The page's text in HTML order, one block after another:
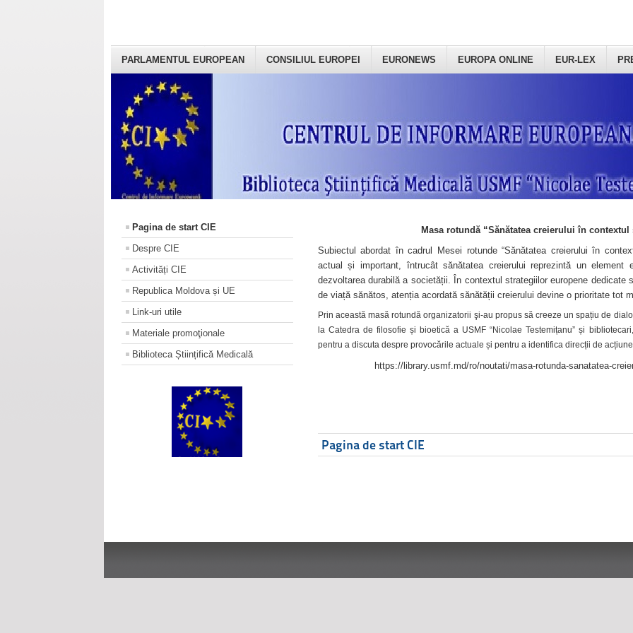
PARLAMENTUL EUROPEAN CONSILIUL EUROPEI EURONEWS EUROPA ONLINE EUR-LEX
Pagina de start CIE
Despre CIE
Activități CIE
Republica Moldova și UE
Link-uri utile
Materiale promoţionale
Biblioteca Științifică Medicală
Masa rotundă “Sănătatea creierului în
Subiectul abordat în cadrul Mesei rotunde “Sănătatea creierului în
actual și important, întrucât sănătatea creierului reprezintă un element
dezvoltarea durabilă a societății. În contextul strategiilor europene
de viață sănătos, atenția acordată sănătății creierului devine o prioritate tot
Prin această masă rotundă organizatorii şi-au propus să creeze un spațiu de
la Catedra de filosofie și bioetică a USMF “Nicolae Testemițanu” și
pentru a discuta despre provocările actuale și pentru a identifica direcții de
https://library.usmf.md/ro/noutati/masa-rotunda-sanatatea-
Pagina de start CIE